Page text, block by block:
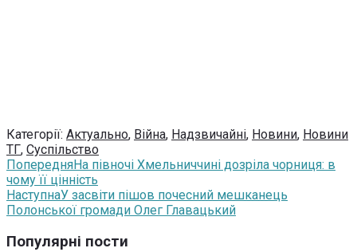
Категорії: Актуально, Війна, Надзвичайні, Новини, Новини
ТГ, Суспільство
ПопередняНа півночі Хмельниччині дозріла чорниця: в
чому її цінність
НаступнаУ засвіти пішов почесний мешканець
Полонської громади Олег Главацький
Популярні пости